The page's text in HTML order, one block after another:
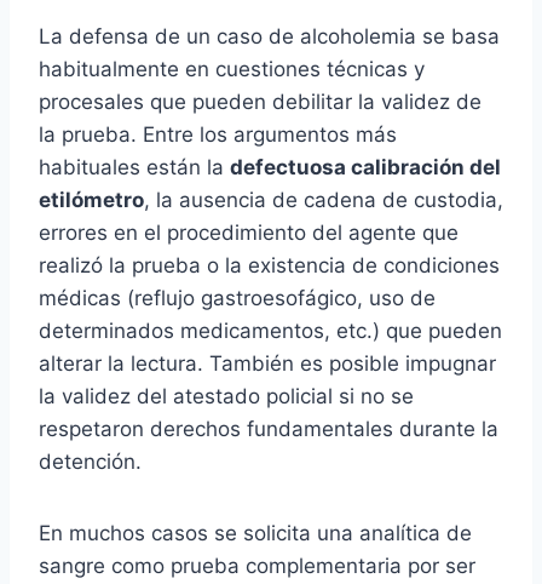
La defensa de un caso de alcoholemia se basa
habitualmente en cuestiones técnicas y
procesales que pueden debilitar la validez de
la prueba. Entre los argumentos más
habituales están la defectuosa calibración del
etilómetro, la ausencia de cadena de custodia,
errores en el procedimiento del agente que
realizó la prueba o la existencia de condiciones
médicas (reflujo gastroesofágico, uso de
determinados medicamentos, etc.) que pueden
alterar la lectura. También es posible impugnar
la validez del atestado policial si no se
respetaron derechos fundamentales durante la
detención.
En muchos casos se solicita una analítica de
sangre como prueba complementaria por ser